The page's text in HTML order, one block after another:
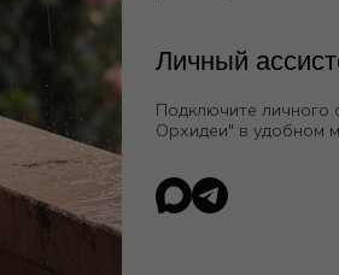
Личный
Подключите личного
Орхидеи" в удобном